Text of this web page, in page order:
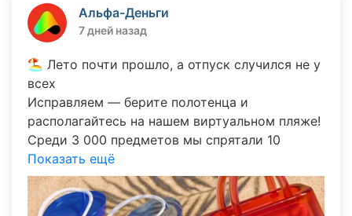
Альфа-Деньги
7 дней назад
🏖 Лето почти прошло, а отпуск случился не у
всех
Исправляем — берите полотенца и
располагайтесь на нашем виртуальном пляже!
Среди 3 000 предметов мы спрятали 10
сертификатов Ozon по 3 000 ₽. Выбирайте
мороженое, вьетнамки или ракушку — и приз
может быть вашим!
Показать ещё